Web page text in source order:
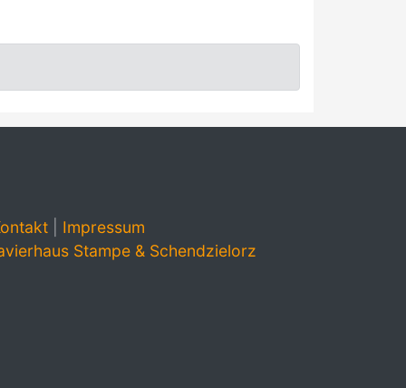
| Impressum
Stampe & Schendzielorz